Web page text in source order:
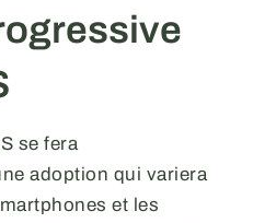
se fera
adoption qui variera
et les